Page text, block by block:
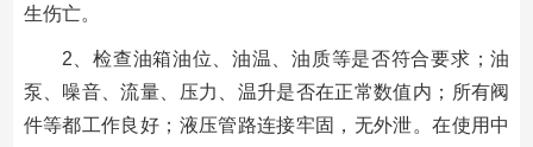
生伤亡。
2、检查油箱油位、油温、油质等是否符合要求；油
泵、噪音、流量、压力、温升是否在正常数值内；所有阀
件等都工作良好；液压管路连接牢固，无外泄。在使用中